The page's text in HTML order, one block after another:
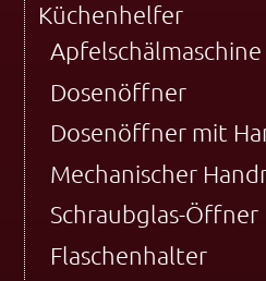
Küchenhelfer
Apfelschälmaschine
Dosenöffner
Dosenöffner mit
Mechanischer
Schraubglas-Öffner
Flaschenhalter